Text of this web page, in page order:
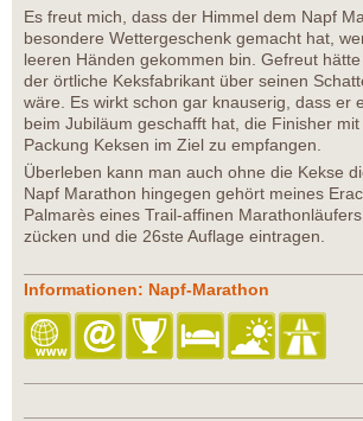
Es freut mich, dass der Himmel dem Napf
besondere Wettergeschenk gemacht hat,
leeren Händen gekommen bin. Gefreut
der örtliche Keksfabrikant über seinen
wäre. Es wirkt schon gar knauserig, dass er
beim Jubiläum geschafft hat, die Finisher
Packung Keksen im Ziel zu empfangen.
Überleben kann man auch ohne die Kekse
Napf Marathon hingegen gehört meines
Palmarès eines Trail-affinen
zücken und die 26ste Auflage eintragen.
Informationen: Napf-Marathon